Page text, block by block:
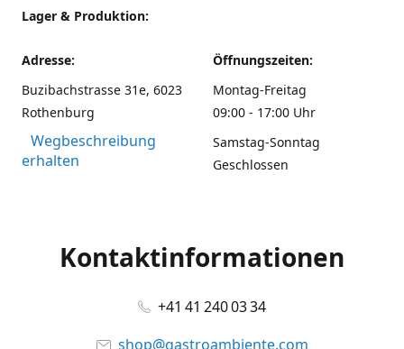
Lager & Produktion:
Adresse:
Buzibachstrasse 31e, 6023
Rothenburg
Wegbeschreibung
erhalten
Öffnungszeiten:
Montag-Freitag
09:00 - 17:00 Uhr
Samstag-Sonntag
Geschlossen
Kontaktinformationen
+41 41 240 03 34
shop@gastroambiente.com